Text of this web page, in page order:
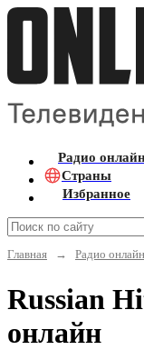
Радио
Страны
Избранное
Главная
→ Радио онлайн
Russian
онлайн